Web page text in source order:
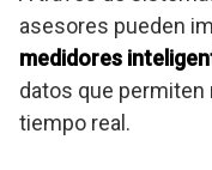
asesores pueden
medidores
datos que permiten
tiempo real.